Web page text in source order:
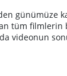
günümüze
tüm filmlerin
videonun